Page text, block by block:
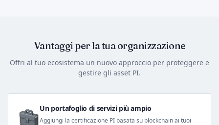
Vantaggi per la tua organizzazione
Offri al tuo ecosistema un nuovo approccio per proteggere e
gestire gli asset PI.
Un portafoglio di servizi più ampio
Aggiungi la certificazione PI basata su blockchain ai tuoi